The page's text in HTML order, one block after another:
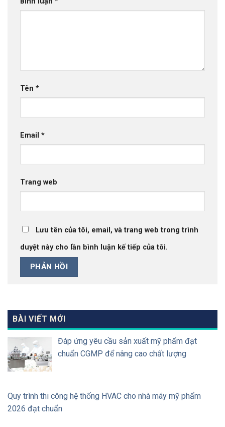
Tên *
Email *
Trang web
Lưu tên của tôi, email, và trang web trong trình
duyệt này cho lần bình luận kế tiếp của tôi.
BÀI VIẾT MỚI
Đáp ứng yêu cầu sản xuất mỹ phẩm đạt
chuẩn CGMP để nâng cao chất lượng
Quy trình thi công hệ thống HVAC cho nhà máy mỹ phẩm
2026 đạt chuẩn